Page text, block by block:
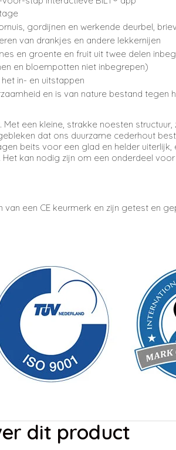
gordijnen en werkende deurbel,
van drankjes en andere lekkernijen
en groente en fruit uit twee delen
en bloempotten niet inbegrepen)
in- en uitstappen
en is van nature bestand tegen
een kleine, strakke noesten
dat ons duurzame cederhout
beits voor een glad en helder
kan nodig zijn om een onderdeel
een CE keurmerk en zijn getest en
dit product